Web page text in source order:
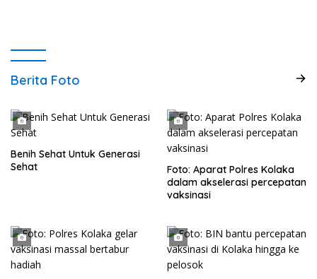
Berita Foto
Benih Sehat Untuk Generasi
Sehat
Foto: Aparat Polres Kolaka
dalam akselerasi percepatan
vaksinasi